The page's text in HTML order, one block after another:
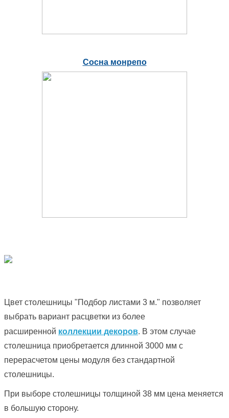
Сосна монрепо
Цвет столешницы "Подбор листами 3 м." позволяет
выбрать вариант расцветки из более
расширенной коллекции декоров. В этом случае
столешница приобретается длинной 3000 мм с
перерасчетом цены модуля без стандартной
столешницы.
При выборе столешницы толщиной 38 мм цена меняется
в большую сторону.